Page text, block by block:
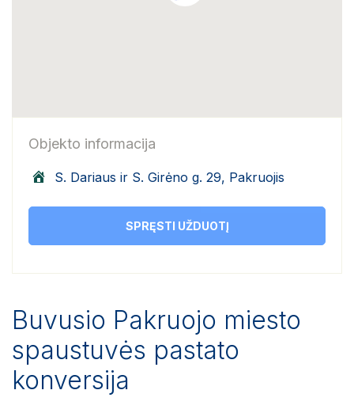
Objekto informacija
S. Dariaus ir S. Girėno g. 29, Pakruojis
SPRĘSTI UŽDUOTĮ
Buvusio Pakruojo miesto
spaustuvės pastato
konversija